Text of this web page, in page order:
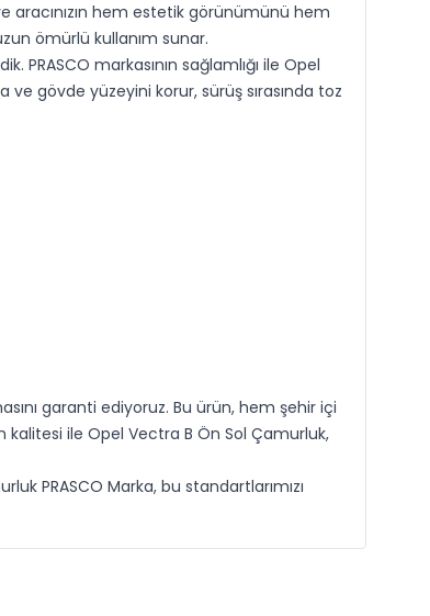
hem estetik görünümünü hem
ömürlü kullanım sunar.
markasının sağlamlığı ile Opel
ve gövde yüzeyini korur, sürüş sırasında toz
garanti ediyoruz. Bu ürün, hem şehir içi
kalitesi ile Opel Vectra B Ön Sol Çamurluk,
PRASCO Marka, bu standartlarımızı